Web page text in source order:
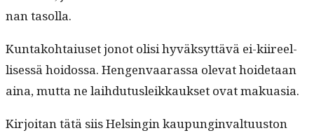
nan tasolla.
Kun­tako­htaiuset jonot olisi hyväksyt­tävä ei-kiireel­
lisessä hoi­dos­sa. Hen­gen­vaaras­sa ole­vat hoide­taan
aina, mut­ta ne lai­h­du­tusleikkauk­set ovat makuasia.
Kir­joi­tan tätä siis Helsin­gin kaupung­in­val­tu­us­ton